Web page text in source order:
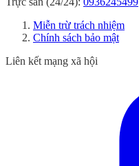
Miễn trừ trách nhiệm
Chính sách bảo mật
Liên kết mạng xã hội